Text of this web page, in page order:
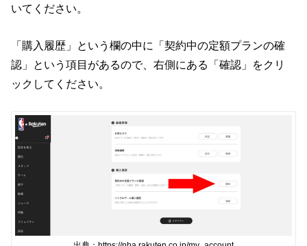
いてください。
「購入履歴」という欄の中に「契約中の定額プランの確
認」という項目があるので、右側にある「確認」をクリ
ックしてください。